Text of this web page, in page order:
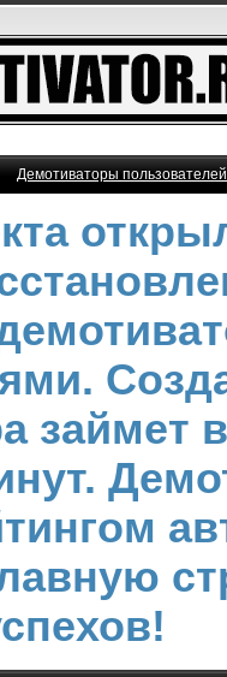
Демотиваторы
займет